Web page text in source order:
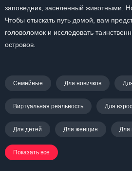
заповедник, заселенный животными.
Чтобы отыскать путь домой, вам
головоломок и исследовать
островов.
Семейные Для новичков
Виртуальная реальность Для
Для детей Для женщин Для
Показать все